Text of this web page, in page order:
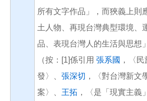
所有文字作品」，而狹義上則
土人物、再現台灣典型環境、
品、表現台灣人的生活與思想
（按：[1]係引用 張系國 ，〈
發〉、 張深切 ，〈對台灣新文
案〉、 王拓 ，〈是「現實主義